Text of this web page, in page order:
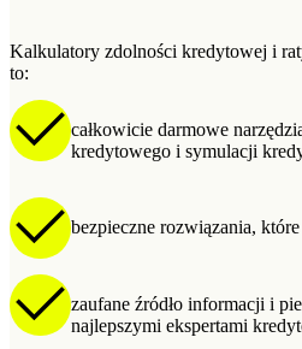
Kalkulatory zdolności kredytowej i
to:
całkowicie darmowe
kredytowego i symulacji
bezpieczne rozwiązania,
zaufane źródło informacji i
najlepszymi ekspertami